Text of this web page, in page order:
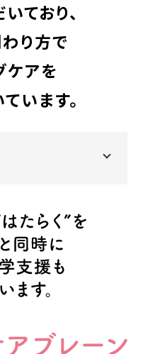
ており、
り方で
ケアを
います。